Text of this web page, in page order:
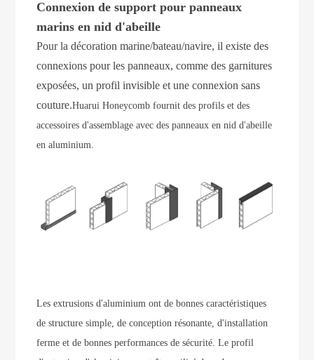
Connexion de support pour panneaux
marins en nid d'abeille
Pour la décoration marine/bateau/navire, il existe des
connexions pour les panneaux, comme des garnitures
exposées, un profil invisible et une connexion sans
couture.Huarui Honeycomb fournit des profils et des
accessoires d'assemblage avec des panneaux en nid d'abeille
en aluminium.
Les extrusions d'aluminium ont de bonnes caractéristiques
de structure simple, de conception résonante, d'installation
ferme et de bonnes performances de sécurité. Le profil